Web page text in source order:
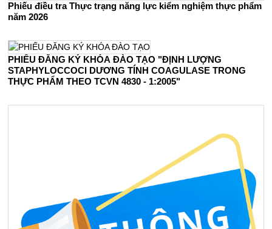
Phiếu điều tra Thực trạng năng lực kiểm nghiệm thực phẩm
năm 2026
PHIẾU ĐĂNG KÝ KHÓA ĐÀO TẠO "ĐỊNH LƯỢNG
STAPHYLOCCOCI DƯƠNG TÍNH COAGULASE TRONG
THỰC PHẨM THEO TCVN 4830 - 1:2005"